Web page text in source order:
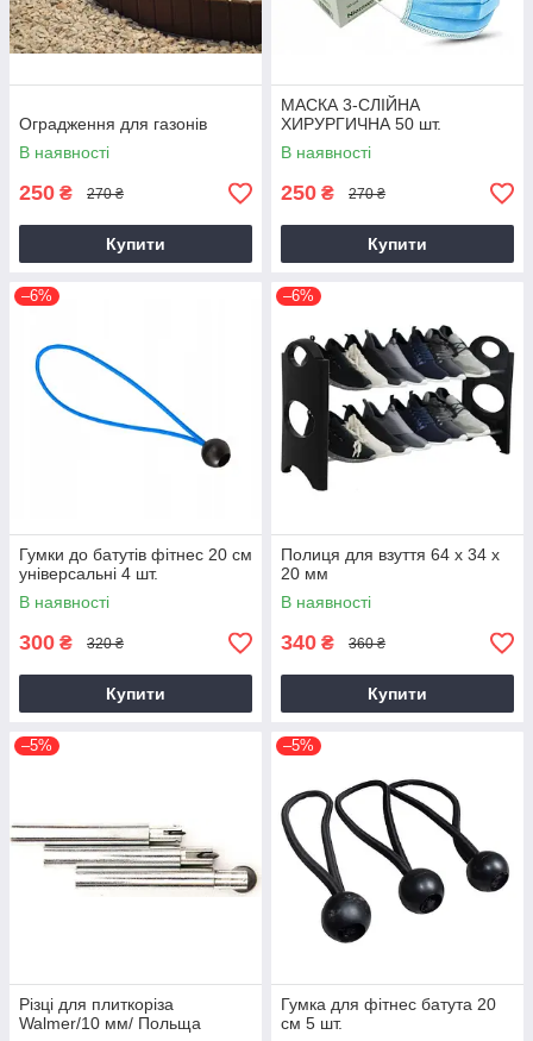
Оградження для газонів
В наявності
250 ₴ 270 ₴
Купити
МАСКА 3-СЛІЙНА
ХИРУРГИЧНА 50 шт.
В наявності
250 ₴ 270 ₴
Купити
–6%
Гумки до батутів фітнес 20 см
універсальні 4 шт.
В наявності
300 ₴ 320 ₴
Купити
–6%
Полиця для взуття 64 х 34 х
20 мм
В наявності
340 ₴ 360 ₴
Купити
–5%
Різці для плиткоріза
Walmer/10 мм/ Польща
–5%
Гумка для фітнес батута 20
см 5 шт.